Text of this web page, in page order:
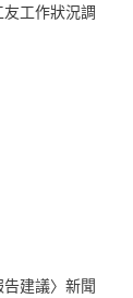
友工作狀況調
告建議〉新聞